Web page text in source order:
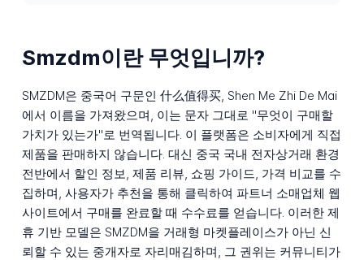
Smzdm이란 무엇입니까?
SMZDM은 중국어 구문인 什么值得买, Shen Me Zhi De Mai
에서 이름을 가져왔으며, 이는 문자 그대로 "무엇이 구매할
가치가 있는가"로 번역됩니다. 이 플랫폼은 소비자에게 직접
제품을 판매하지 않습니다. 대신 중국 국내 전자상거래 환경
전반에서 할인 정보, 제품 리뷰, 쇼핑 가이드, 가격 비교를 수
집하며, 사용자가 추천을 통해 클릭하여 파트너 소매업체 웹
사이트에서 구매를 완료할 때 수수료를 얻습니다. 이러한 제
휴 기반 모델은 SMZDM을 거래형 마켓플레이스가 아닌 신
뢰할 수 있는 중개자로 자리매김하며, 그 권위는 커뮤니티가